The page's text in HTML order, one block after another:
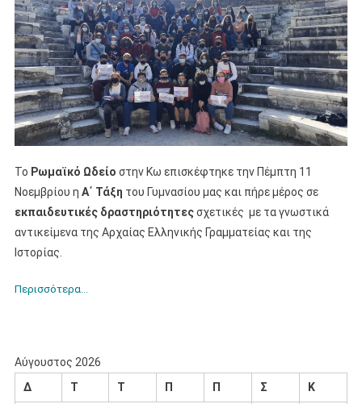
Το Ρωμαϊκό Ωδείο στην Κω επισκέφτηκε την Πέμπτη 11
Νοεμβρίου η Α΄ Τάξη του Γυμνασίου μας και πήρε μέρος σε
εκπαιδευτικές δραστηριότητεςσχετικές με τα γνωστικά
αντικείμενα της Αρχαίας Ελληνικής Γραμματείας και της
Ιστορίας.
Περισσότερα…
Αύγουστος 2026
Δ
Τ Τ Π Π Σ Κ